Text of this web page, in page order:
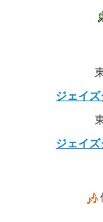
ジェイ
ジェイ